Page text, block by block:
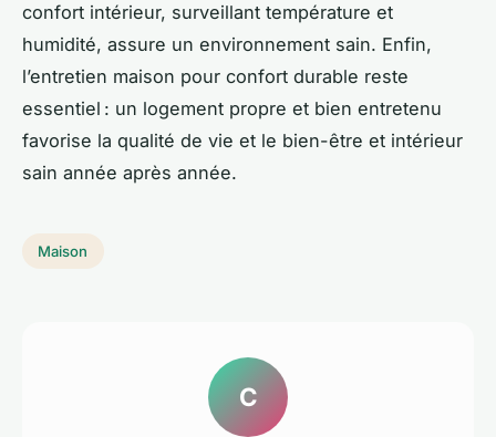
confort intérieur, surveillant température et
humidité, assure un environnement sain. Enfin,
l’entretien maison pour confort durable reste
essentiel : un logement propre et bien entretenu
favorise la qualité de vie et le bien-être et intérieur
sain année après année.
Maison
C